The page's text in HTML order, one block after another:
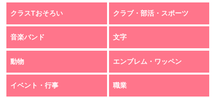
クラスTおそろい クラブ・部活・スポーツ
音楽バンド 文字
動物 エンブレム・ワッペン
イベント・行事 職業